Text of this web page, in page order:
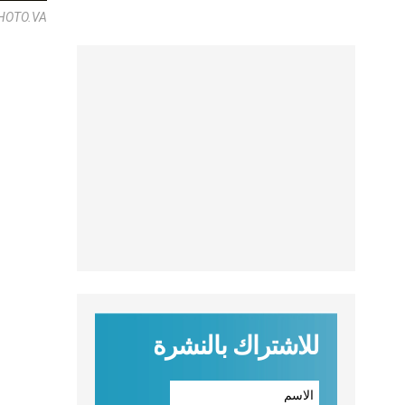
للاشتراك بالنشرة